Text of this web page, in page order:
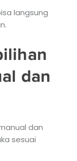
langsung
dan
dan
sesuai